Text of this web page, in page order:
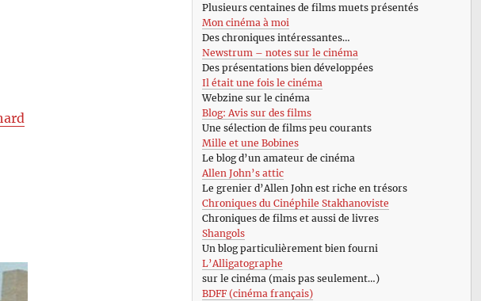
Plusieurs centaines de films muets présentés
Mon cinéma à moi
Des chroniques intéressantes…
Newstrum – notes sur le cinéma
Des présentations bien développées
Il était une fois le cinéma
Webzine sur le cinéma
Blog: Avis sur des films
Une sélection de films peu courants
Mille et une Bobines
Le blog d’un amateur de cinéma
Allen John’s attic
Le grenier d’Allen John est riche en trésors
Chroniques du Cinéphile Stakhanoviste
Chroniques de films et aussi de livres
Shangols
Un blog particulièrement bien fourni
L’Alligatographe
sur le cinéma (mais pas seulement…)
BDFF (cinéma français)